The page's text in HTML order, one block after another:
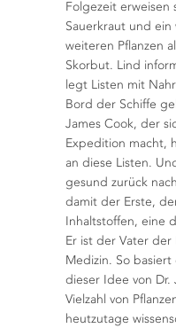
Folgezeit erweisen
Sauerkraut und
weiteren Pflanzen
Skorbut. Lind
legt Listen mit
Bord der Schiffe
James Cook, der
Expedition macht,
an diese Listen.
gesund zurück
damit der Erste,
Inhaltstoffen, eine
Er ist der Vater der
Medizin. So
dieser Idee von Dr.
Vielzahl von
heutzutage